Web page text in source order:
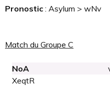
Pronostic : Asylum > wNv
Match du Groupe C
NoA
XeqtR